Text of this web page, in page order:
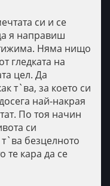
си и се
я направиш
Няма нищо
гледката на
цел. Да
т`ва, за което си
най-накрая
По тоя начин
си
безцелното
те кара да се